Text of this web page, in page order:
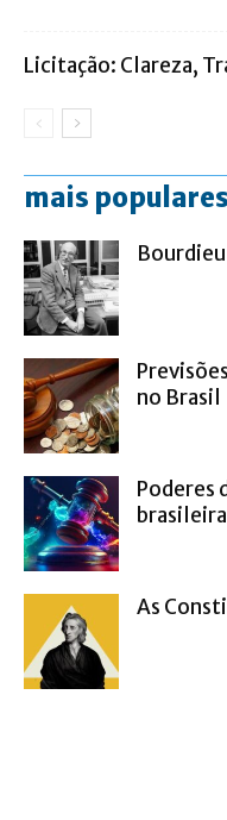
Licitação: Clareza,
mais populares
no Brasil
Poderes
brasileira
As